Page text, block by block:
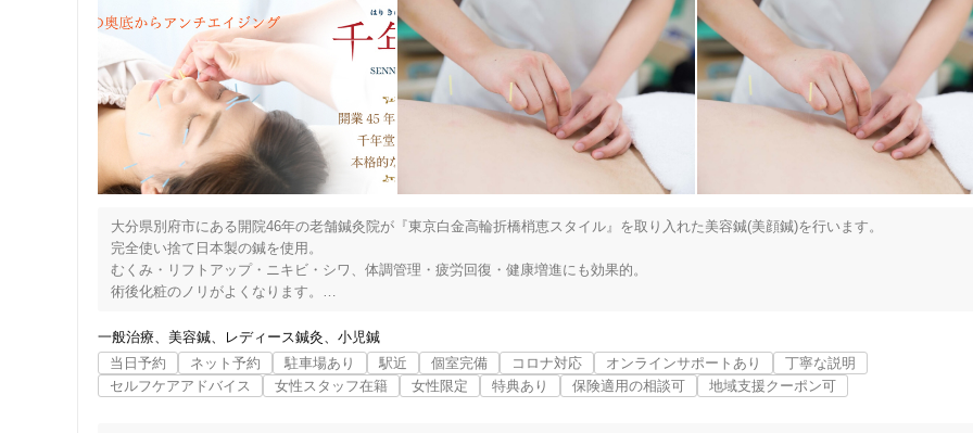
受付時間の特徴
20時以降OK 当日予約
通院手段の特徴
駐車場あり 駅近 往療あり
設備の特徴
キッズスペースあり
女性向けの特徴
女性スタッフ在籍 女性限定
大分県別府市にある開院46年の老舗鍼灸院が『東京白金高輪折橋梢恵スタイル』を取り入れた美容鍼(美顔鍼)を行います。
完全使い捨て日本製の鍼を使用。
むくみ・リフトアップ・ニキビ・シワ、体調管理・疲労回復・健康増進にも効果的。
術後化粧のノリがよくなります。
当院では46年間治療院として、治療鍼やスポーツ鍼の施術を行ってまいりました。
美容効果だけでなく、体内から健康に美しくなる美顔鍼をご提供します。
千年堂鍼灸治療院 使い捨て日本製はり使用 東洋医学 鍼灸専門
一般治療 美容鍼 レディース鍼灸
小児鍼
当日予約
ネット予約 駐車場あり 駅近 個室完備 コロナ対応 オンラインサポートあり
丁寧な説明
セルフケアアドバイス
女性スタッフ在籍 女性限定 特典あり 保険適用の相談可 地域支援クーポン可